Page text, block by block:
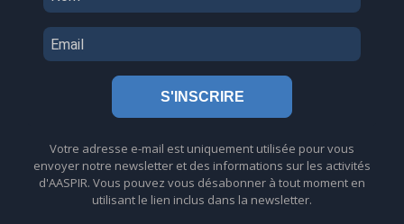
S'INSCRIRE
Votre adresse e-mail est uniquement utilisée pour vous
envoyer notre newsletter et des informations sur les activités
d'AASPIR. Vous pouvez vous désabonner à tout moment en
utilisant le lien inclus dans la newsletter.